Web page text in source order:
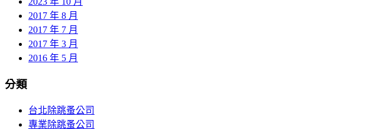
2017 年 8 月
2017 年 7 月
2017 年 3 月
2016 年 5 月
分類
台北除跳蚤公司
專業除跳蚤公司